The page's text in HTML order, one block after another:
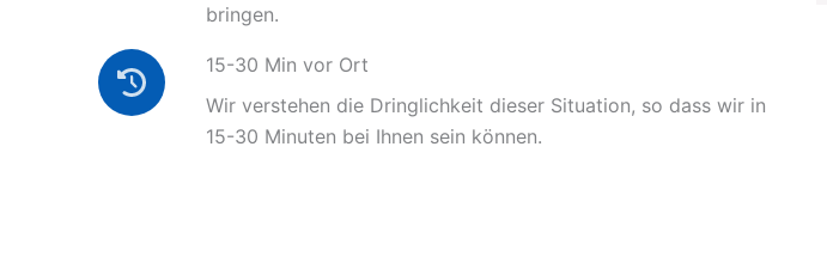
bringen.
15-30 Min vor Ort
Wir verstehen die Dringlichkeit dieser Situation, so dass wir in
15-30 Minuten bei Ihnen sein können.